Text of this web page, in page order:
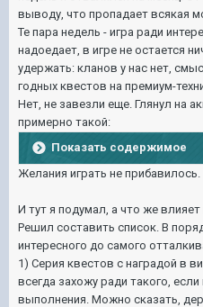
выводу, что пропадает всякая
Те пара недель - игра ради
надоедает, в игре не остается
удержать: кланов у нас нет,
годных квестов на премиум-
Нет, не завезли еще. Глянул на
примерно такой:
Показать содержимое
Желания играть не прибавилось.
И тут я подумал, а что же
Решил составить список. В
интересного до самого
1) Серия квестов с наградой в
всегда захожу ради такого,
выполнения. Можно сказать,